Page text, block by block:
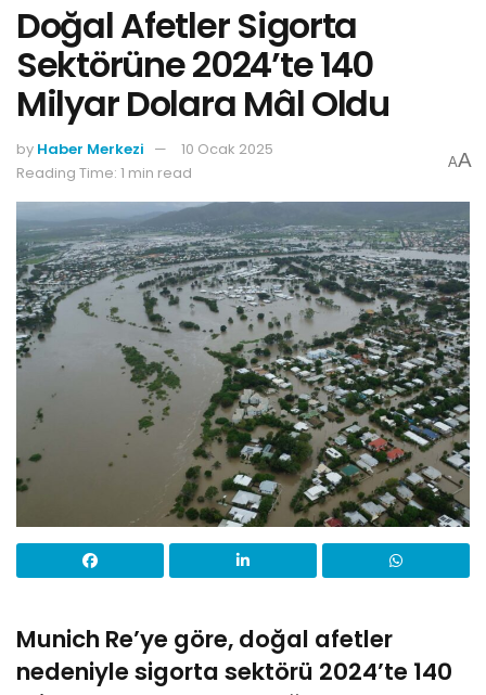
Doğal Afetler Sigorta
Sektörüne 2024’te 140
Milyar Dolara Mâl Oldu
by Haber Merkezi
10 Ocak 2025
Reading Time: 1 min read
AA
Munich Re’ye göre, doğal afetler
nedeniyle sigorta sektörü 2024’te 140